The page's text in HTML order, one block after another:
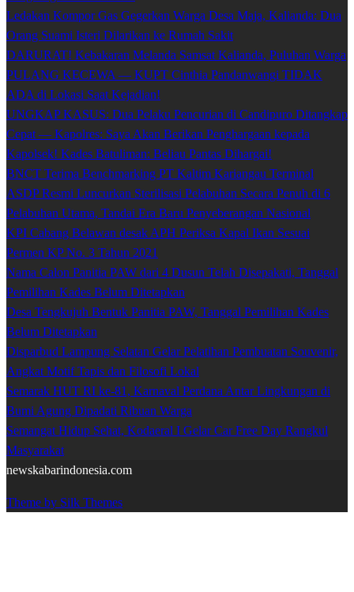
Ledakan Kompor Gas Gegerkan Warga Desa Maja, Kalianda: Dua
Orang Suami Isteri Dilarikan ke Rumah Sakit
DARURAT! Kebakaran Melanda Samsat Kalianda, Puluhan Warga
PULANG KECEWA — KUPT Cinthia Pandanwangi TIDAK
ADA di Lokasi Saat Kejadian!
UNGKAP KASUS: Dua Pelaku Pencurian di Candipuro Ditangkap
Cepat — Kapolres: Saya Akan Berikan Penghargaan kepada
Kapolsek! Kades Batuliman: Beliau Pantas Dihargai!
BNCT Terima Benchmarking PT Kaltim Kariangau Terminal
ASDP Resmi Luncurkan Sterilisasi Pelabuhan Secara Penuh di 6
Pelabuhan Utama, Tandai Era Baru Penyeberangan Nasional
KPI Cabang Belawan desak APH Periksa Kapal Ikan Sesuai
Permen KP No. 3 Tahun 2021
Nama Calon Panitia PAW dari 4 Dusun Telah Disepakati, Tanggal
Pemilihan Kades Belum Ditetapkan
Desa Tengkujuh Bentuk Panitia PAW, Tanggal Pemilihan Kades
Belum Ditetapkan
Disparbud Lampung Selatan Gelar Pelatihan Pembuatan Souvenir,
Angkat Motif Tapis dan Filosofi Lokal
Semarak HUT RI ke-81, Karnaval Perdana Antar Lingkungan di
Bumi Agung Dipadati Ribuan Warga
Semangat Hidup Sehat, Kodaeral I Gelar Car Free Day Rangkul
Masyarakat
newskabarindonesia.com
Theme by Silk Themes